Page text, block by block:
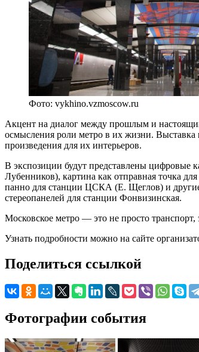
Фото: vykhino.vzmoscow.ru
Акцент на диалог между прошлым и
осмысления роли метро в их жизни. Выставка
произведения для их интерьеров.
В экспозиции будут представлены цифровые
Лубенников), картина как отправная точка
панно для станции ЦСКА (Е. Щеглов) и другие
стереопанелей для станции Фонвизинская.
Московское метро — это не просто
Узнать подробности можно на сайте
Поделиться ссылкой
Фотографии события